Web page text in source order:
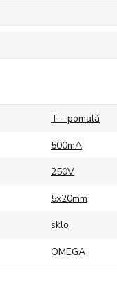
T - pomalá
500mA
250V
5x20mm
sklo
OMEGA